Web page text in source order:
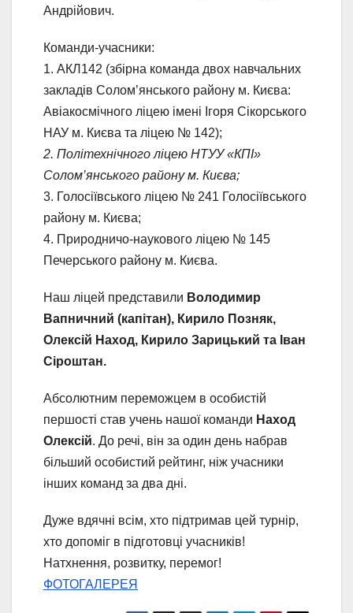
Андрійович.
Команди-учасники:
1. АКЛ142 (збірна команда двох навчальних
закладів Солом’янського району м. Києва:
Авіакосмічного ліцею імені Ігоря Сікорського
НАУ м. Києва та ліцею № 142);
2. Політехнічного ліцею НТУУ «КПІ»
Солом’янського району м. Києва;
3. Голосіївського ліцею № 241 Голосіївського
району м. Києва;
4. Природничо-наукового ліцею № 145
Печерського району м. Києва.
Наш ліцей представили Володимир
Вапничний (капітан), Кирило Позняк,
Олексій Наход, Кирило Зарицький та Іван
Сіроштан.
Абсолютним переможцем в особистій
першості став учень нашої команди Наход
Олексій. До речі, він за один день набрав
більший особистий рейтинг, ніж учасники
інших команд за два дні.
Дуже вдячні всім, хто підтримав цей турнір,
хто допоміг в підготовці учасників!
Натхнення, розвитку, перемог!
ФОТОГАЛЕРЕЯ